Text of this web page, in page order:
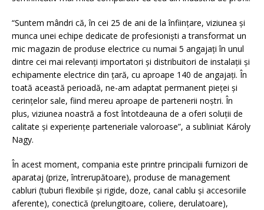
“Suntem mândri că, în cei 25 de ani de la înființare, viziunea și
munca unei echipe dedicate de profesioniști a transformat un
mic magazin de produse electrice cu numai 5 angajați în unul
dintre cei mai relevanți importatori și distribuitori de instalații și
echipamente electrice din țară, cu aproape 140 de angajați. În
toată această perioadă, ne-am adaptat permanent pieței și
cerințelor sale, fiind mereu aproape de partenerii noștri. În
plus, viziunea noastră a fost întotdeauna de a oferi soluții de
calitate și experiențe parteneriale valoroase”, a subliniat Károly
Nagy.
În acest moment, compania este printre principalii furnizori de
aparataj (prize, întrerupătoare), produse de management
cabluri (tuburi flexibile și rigide, doze, canal cablu și accesoriile
aferente), conectică (prelungitoare, coliere, derulatoare),